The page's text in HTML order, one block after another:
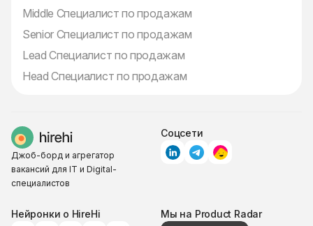
Middle Специалист по продажам
Senior Специалист по продажам
Lead Специалист по продажам
Head Специалист по продажам
Джоб-борд и агрегатор
вакансий для IT и Digital-
специалистов
Соцсети
Нейронки о HireHi Мы на Product Radar